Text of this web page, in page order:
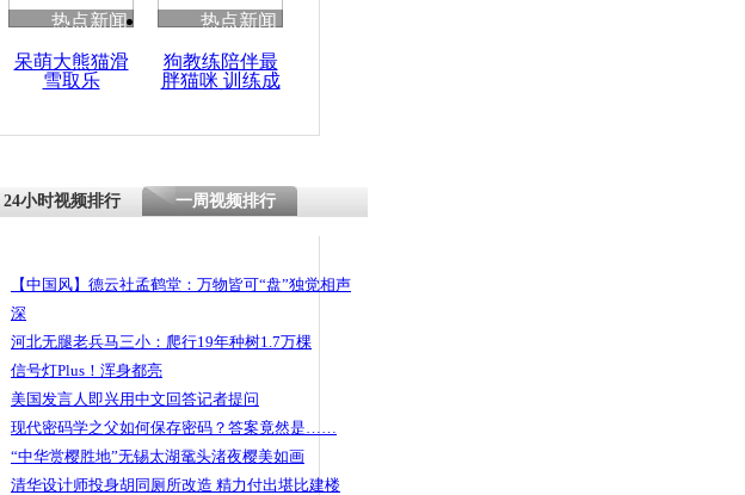
热点新闻
呆萌大熊猫滑
雪取乐
热点新闻
狗教练陪伴最
胖猫咪 训练成
24小时视频排行 一周视频排行
【中国风】德云社孟鹤堂：万物皆可“盘”独觉相声
深
河北无腿老兵马三小：爬行19年种树1.7万棵
信号灯Plus！浑身都亮
美国发言人即兴用中文回答记者提问
现代密码学之父如何保存密码？答案竟然是……
“中华赏樱胜地”无锡太湖鼋头渚夜樱美如画
清华设计师投身胡同厕所改造 精力付出堪比建楼